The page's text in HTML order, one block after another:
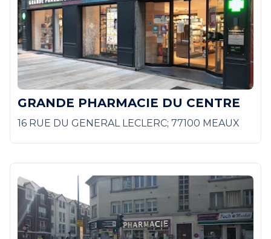
GRANDE PHARMACIE DU CENTRE
16 RUE DU GENERAL LECLERC; 77100 MEAUX